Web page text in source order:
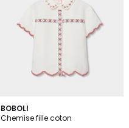
BOBOLI
Chemise fille coton